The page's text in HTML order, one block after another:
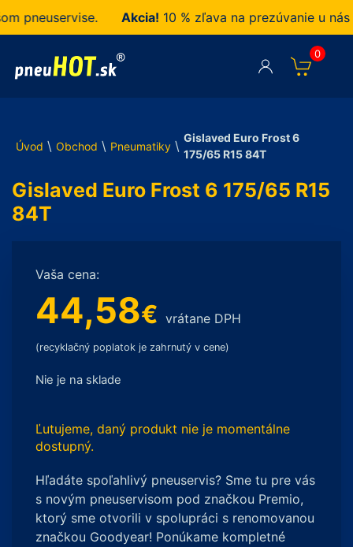
Akcia!10 % zľava na prezúvanie u nás
0
Úvod \ Obchod \ Pneumatiky \
Gislaved Euro Frost 6
175/65 R15 84T
Gislaved Euro Frost 6 175/65 R15
84T
Vaša cena:
44,58€ vrátane DPH
(recyklačný poplatok je zahrnutý v cene)
Nie je na sklade
Ľutujeme, daný produkt nie je momentálne
dostupný.
Hľadáte spoľahlivý pneuservis? Sme tu pre vás
s novým pneuservisom pod značkou Premio,
ktorý sme otvorili v spolupráci s renomovanou
značkou Goodyear! Ponúkame kompletné